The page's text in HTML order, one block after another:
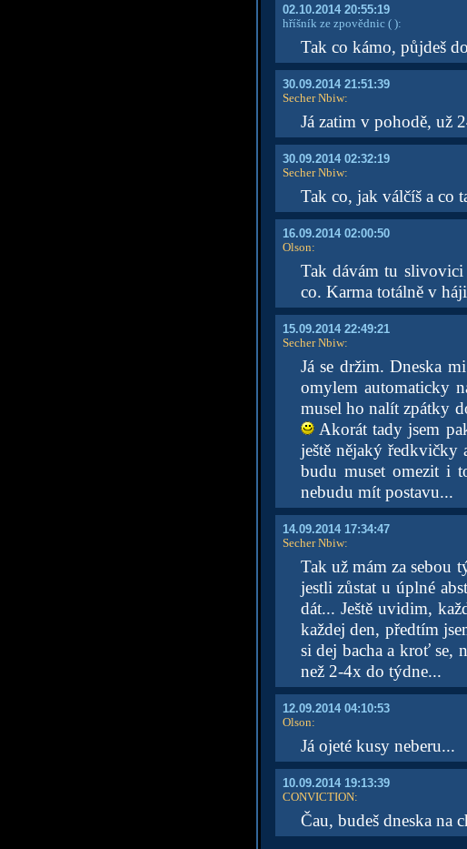
02.10.2014 20:55:19
hříšník ze zpovědnic( ):
Tak co kámo, půjdeš
30.09.2014 21:51:39
Secher Nbiw:
Já zatim v pohodě, už
30.09.2014 02:32:19
Secher Nbiw:
Tak co, jak válčíš a co
16.09.2014 02:00:50
Olson:
Tak dávám tu
co. Karma totálně v
15.09.2014 22:49:21
Secher Nbiw:
Já se držim. Dneska
omylem automaticky
musel ho nalít zpátky
Akorát tady jsem
ještě nějaký ředkvičky
budu muset omezit i
nebudu mít postavu...
14.09.2014 17:34:47
Secher Nbiw:
Tak už mám za sebou
jestli zůstat u úplné
dát... Ještě uvidim,
každej den, předtím
si dej bacha a kroť se,
než 2-4x do týdne...
12.09.2014 04:10:53
Olson:
Já ojeté kusy neberu...
10.09.2014 19:13:39
CONVICTION:
Čau, budeš dneska na